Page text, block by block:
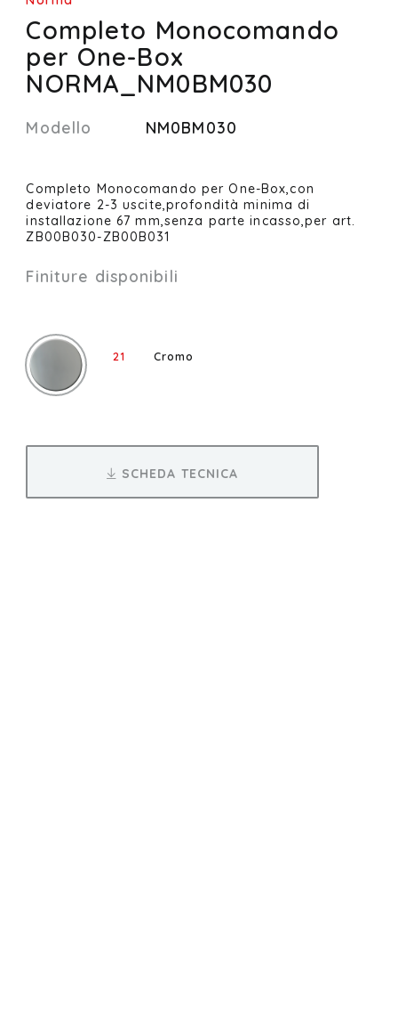
Completo Monocomando
per One-Box
NORMA_NM0BM030
Modello NM0BM030
Completo Monocomando per One-Box,con
deviatore 2-3 uscite,profondità minima di
installazione 67 mm,senza parte incasso,per art.
ZB00B030-ZB00B031
Finiture disponibili
21 Cromo
SCHEDA TECNICA